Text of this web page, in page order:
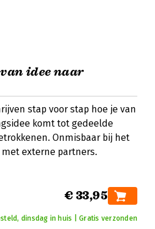
idee naar
stap voor stap hoe je van
komt tot gedeelde
Onmisbaar bij het
externe partners.
€ 33,95
dinsdag in huis | Gratis verzonden